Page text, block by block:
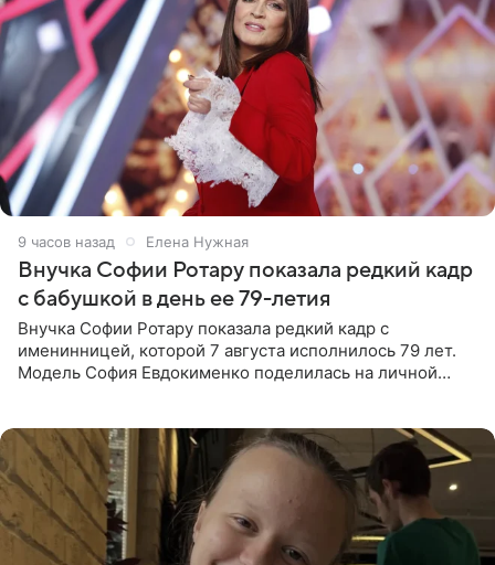
9 часов назад Елена Нужная
Внучка Софии Ротару показала редкий кадр
с бабушкой в день ее 79-летия
Внучка Софии Ротару показала редкий кадр с
именинницей, которой 7 августа исполнилось 79 лет.
Модель София Евдокименко поделилась на личной